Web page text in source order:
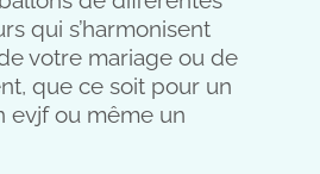
qui s’harmonisent
votre mariage ou de
que ce soit pour un
evjf ou même un